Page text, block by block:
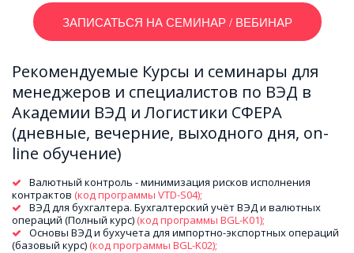
ЗАПИСАТЬСЯ НА СЕМИНАР / ВЕБИНАР
Рекомендуемые Курсы и семинары для
менеджеров и специалистов по ВЭД в
Академии ВЭД и Логистики СФЕРА
(дневные, вечерние, выходного дня, on-
line обучение)
Валютный контроль - минимизация рисков исполнения
контрактов (код программы VTD-S04);
ВЭД для бухгалтера. Бухгалтерский учёт ВЭД и валютных
операций (Полный курс) (код программы BGL-K01);
Основы ВЭД и бухучета для импортно-экспортных операций
(базовый курс) (код программы BGL-K02);